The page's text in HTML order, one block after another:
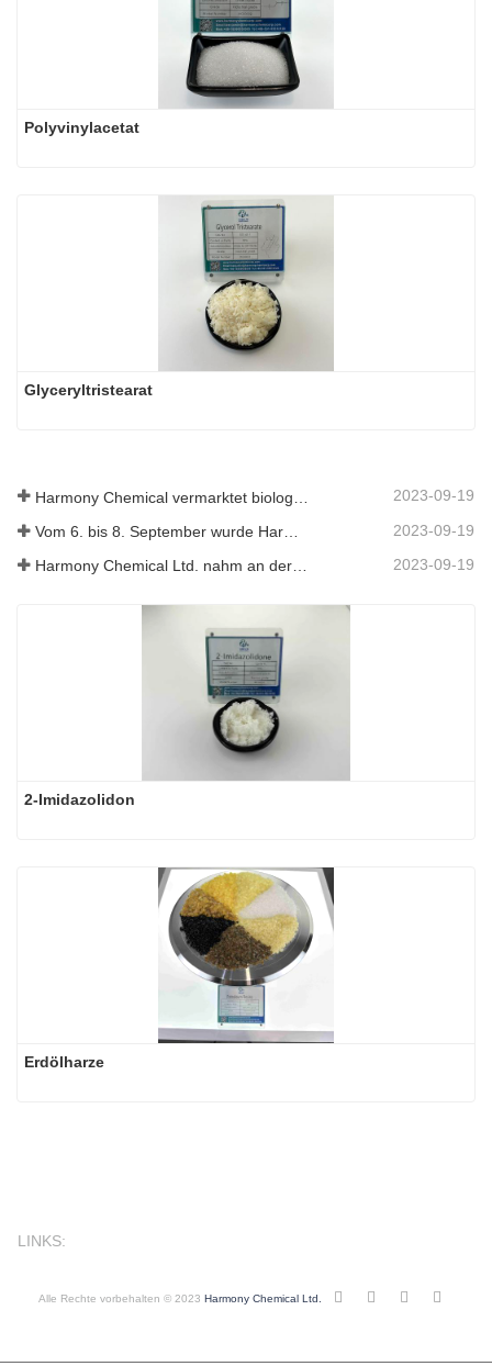
Polyvinylacetat
Glyceryltristearat
2023-09-19
2023-09-19
2023-09-19
2-Imidazolidon
Erdölharze
LINKS:
Alle Rechte vorbehalten © 2023 Harmony Chemical Ltd.